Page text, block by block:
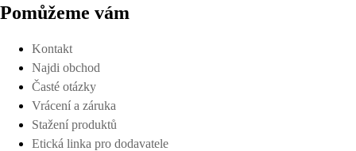
Pomůžeme vám
Kontakt
Najdi obchod
Časté otázky
Vrácení a záruka
Stažení produktů
Etická linka pro dodavatele